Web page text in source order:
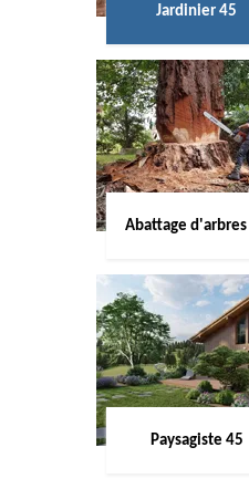
Jardinier 45
Abattage d'arbres
Paysagiste 45